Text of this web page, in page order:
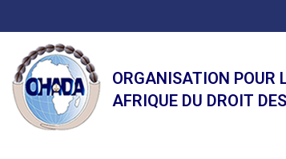
ORGANISATION POUR
AFRIQUE DU DROIT